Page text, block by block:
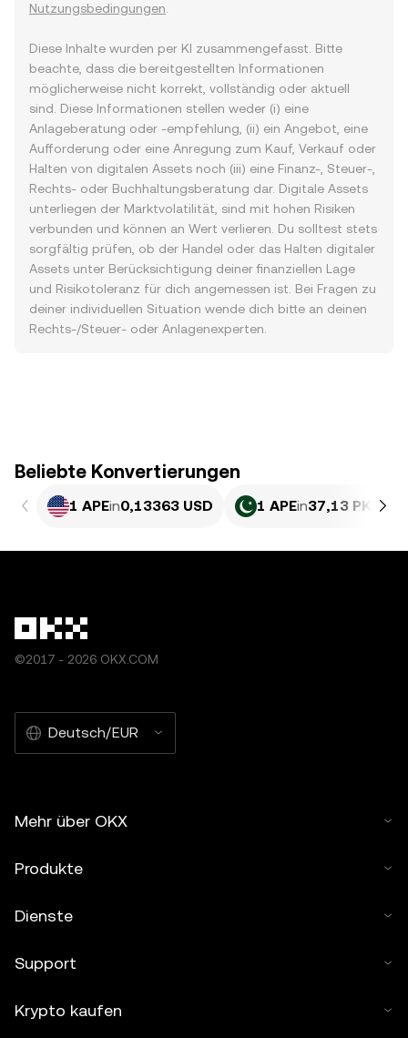
Nutzungsbedingungen
Diese Inhalte wurden per KI zusammengefasst. Bitte
beachte, dass die bereitgestellten Informationen
möglicherweise nicht korrekt, vollständig oder aktuell
sind. Diese Informationen stellen weder (i) eine
Anlageberatung oder -empfehlung, (ii) ein Angebot, eine
Aufforderung oder eine Anregung zum Kauf, Verkauf oder
Halten von digitalen Assets noch (iii) eine Finanz-, Steuer-,
Rechts- oder Buchhaltungsberatung dar. Digitale Assets
unterliegen der Marktvolatilität, sind mit hohen Risiken
verbunden und können an Wert verlieren. Du solltest stets
sorgfältig prüfen, ob der Handel oder das Halten digitaler
Assets unter Berücksichtigung deiner finanziellen Lage
und Risikotoleranz für dich angemessen ist. Bei Fragen zu
deiner individuellen Situation wende dich bitte an deinen
Rechts-/Steuer- oder Anlagenexperten.
Beliebte Konvertierungen
1 APEin0,13363 USD 1 APEin37,13 PKR
©2017 - 2026 OKX.COM
Deutsch/EUR
Mehr über OKX
Produkte
Dienste
Support
Krypto kaufen